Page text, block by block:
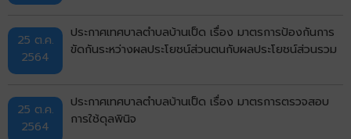
25 ต.ค.
2564
ประกาศเทศบาลตำบลบ้านเป็ด เรื่อง มาตรการป้องกันการ
ขัดกันระหว่างผลประโยชน์ส่วนตนกับผลประโยชน์ส่วนรวม
25 ต.ค.
2564
ประกาศเทศบาลตำบลบ้านเป็ด เรื่อง มาตรการตรวจสอบ
การใช้ดุลพินิจ